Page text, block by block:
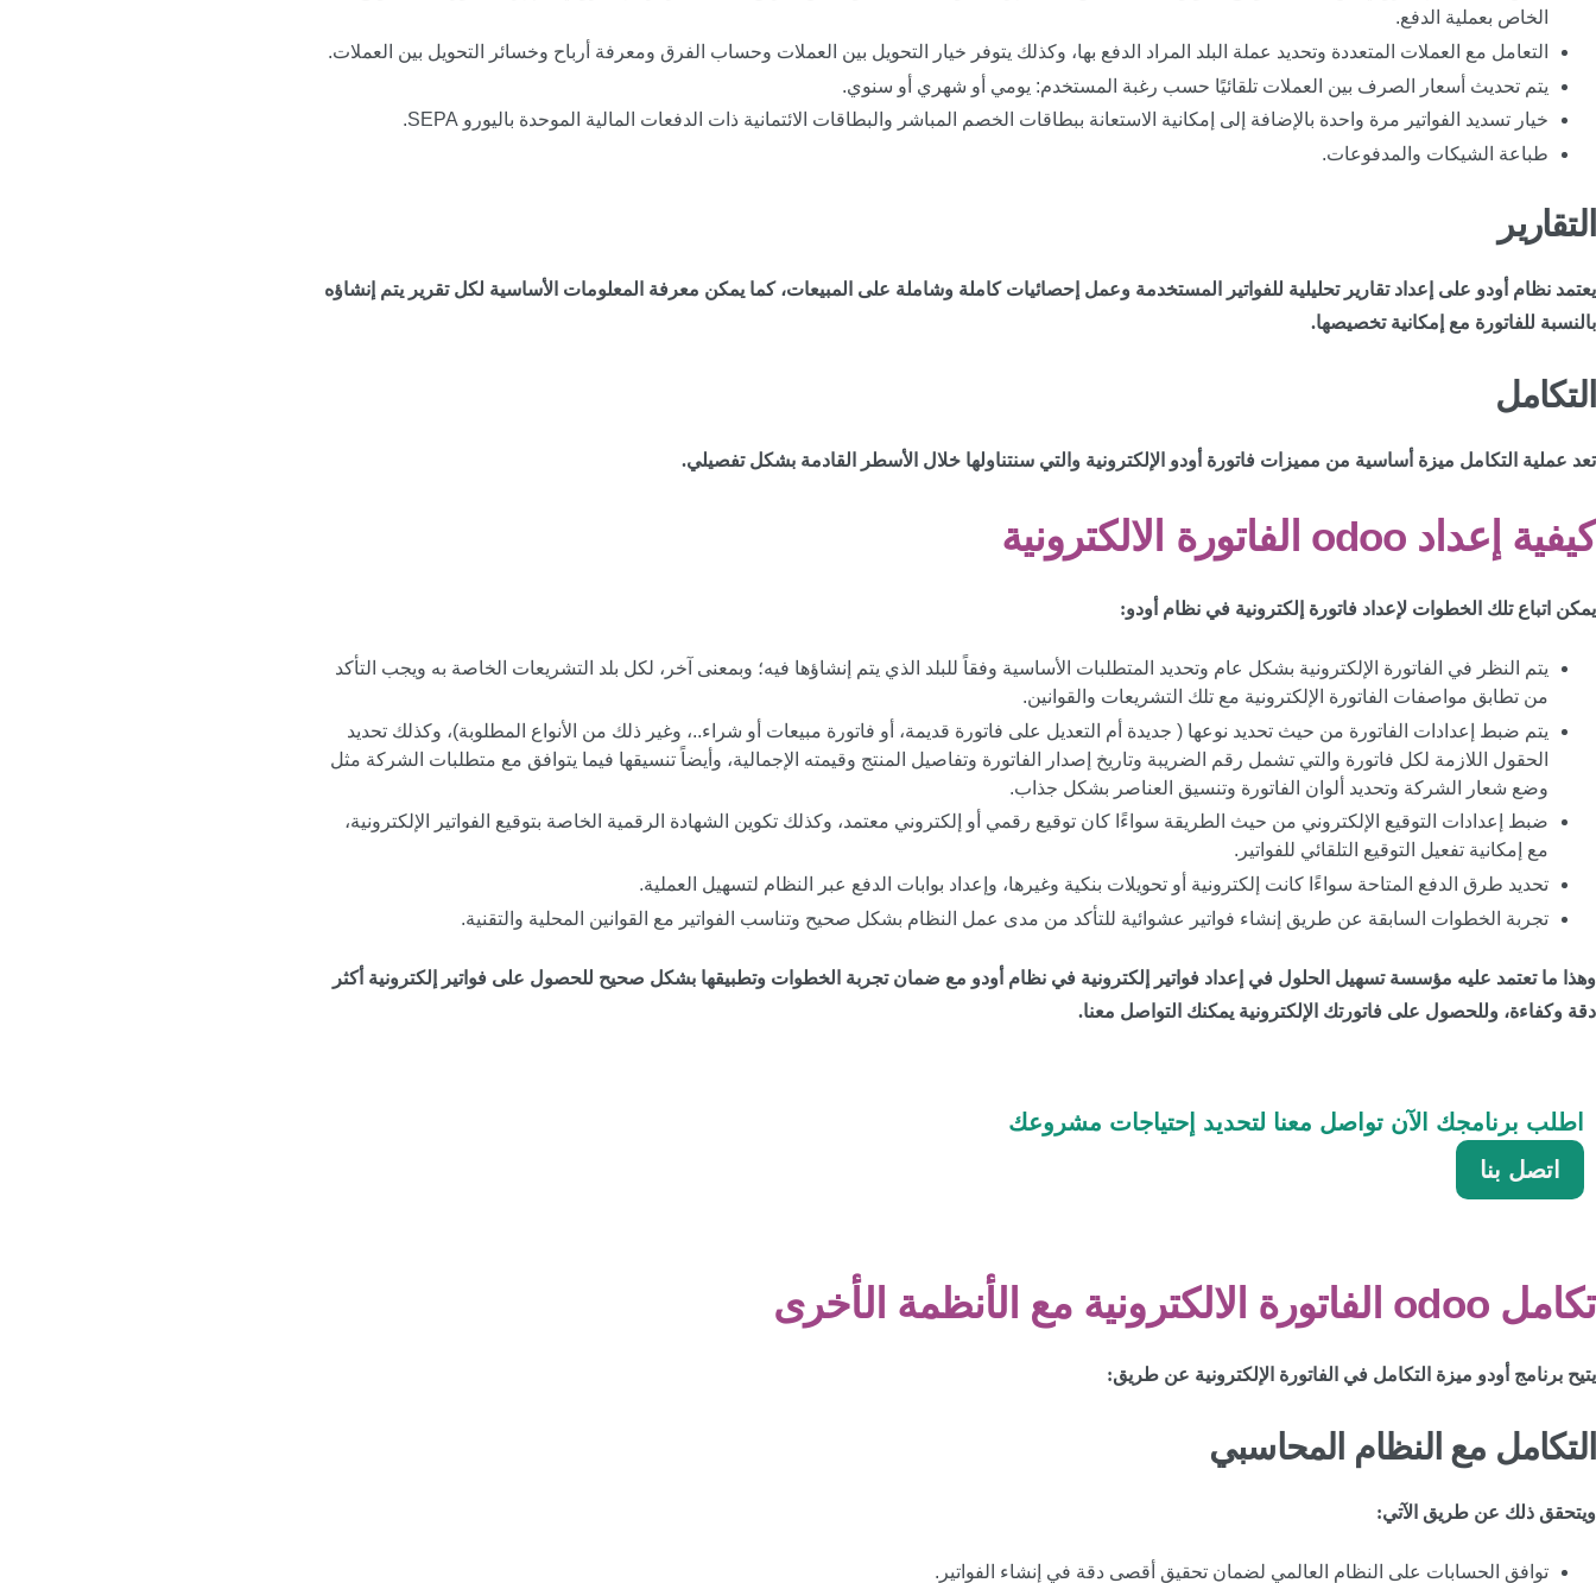
الخاص بعملية الدفع.
التعامل مع العملات المتعددة وتحديد عملة البلد المراد الدفع بها، وكذلك يتوفر خيار التحويل بين العملات وحساب الفرق ومعرفة أرباح وخسائر التحويل بين العملات.
يتم تحديث أسعار الصرف بين العملات تلقائيًا حسب رغبة المستخدم: يومي أو شهري أو سنوي.
خيار تسديد الفواتير مرة واحدة بالإضافة إلى إمكانية الاستعانة ببطاقات الخصم المباشر والبطاقات الائتمانية ذات الدفعات المالية الموحدة باليورو SEPA.
طباعة الشيكات والمدفوعات.
التقارير
يعتمد نظام أودو على إعداد تقارير تحليلية للفواتير المستخدمة وعمل إحصائيات كاملة وشاملة على المبيعات، كما يمكن معرفة المعلومات الأساسية لكل تقرير يتم إنشاؤه
بالنسبة للفاتورة مع إمكانية تخصيصها.
التكامل
تعد عملية التكامل ميزة أساسية من مميزات فاتورة أودو الإلكترونية والتي سنتناولها خلال الأسطر القادمة بشكل تفصيلي.
كيفية إعداد odoo الفاتورة الالكترونية
يمكن اتباع تلك الخطوات لإعداد فاتورة إلكترونية في نظام أودو:
يتم النظر في الفاتورة الإلكترونية بشكل عام وتحديد المتطلبات الأساسية وفقاً للبلد الذي يتم إنشاؤها فيه؛ وبمعنى آخر، لكل بلد التشريعات الخاصة به ويجب التأكد
من تطابق مواصفات الفاتورة الإلكترونية مع تلك التشريعات والقوانين.
يتم ضبط إعدادات الفاتورة من حيث تحديد نوعها ( جديدة أم التعديل على فاتورة قديمة، أو فاتورة مبيعات أو شراء..، وغير ذلك من الأنواع المطلوبة)، وكذلك تحديد
الحقول اللازمة لكل فاتورة والتي تشمل رقم الضريبة وتاريخ إصدار الفاتورة وتفاصيل المنتج وقيمته الإجمالية، وأيضاً تنسيقها فيما يتوافق مع متطلبات الشركة مثل
وضع شعار الشركة وتحديد ألوان الفاتورة وتنسيق العناصر بشكل جذاب.
ضبط إعدادات التوقيع الإلكتروني من حيث الطريقة سواءًا كان توقيع رقمي أو إلكتروني معتمد، وكذلك تكوين الشهادة الرقمية الخاصة بتوقيع الفواتير الإلكترونية،
مع إمكانية تفعيل التوقيع التلقائي للفواتير.
تحديد طرق الدفع المتاحة سواءًا كانت إلكترونية أو تحويلات بنكية وغيرها، وإعداد بوابات الدفع عبر النظام لتسهيل العملية.
تجربة الخطوات السابقة عن طريق إنشاء فواتير عشوائية للتأكد من مدى عمل النظام بشكل صحيح وتناسب الفواتير مع القوانين المحلية والتقنية.
وهذا ما تعتمد عليه مؤسسة تسهيل الحلول في إعداد فواتير إلكترونية في نظام أودو مع ضمان تجربة الخطوات وتطبيقها بشكل صحيح للحصول على فواتير إلكترونية أكثر
دقة وكفاءة، وللحصول على فاتورتك الإلكترونية يمكنك التواصل معنا.
اطلب برنامجك الآن تواصل معنا لتحديد إحتياجات مشروعك
اتصل بنا
تكامل odoo الفاتورة الالكترونية مع الأنظمة الأخرى
يتيح برنامج أودو ميزة التكامل في الفاتورة الإلكترونية عن طريق:
التكامل مع النظام المحاسبي
ويتحقق ذلك عن طريق الآتي:
توافق الحسابات على النظام العالمي لضمان تحقيق أقصى دقة في إنشاء الفواتير.